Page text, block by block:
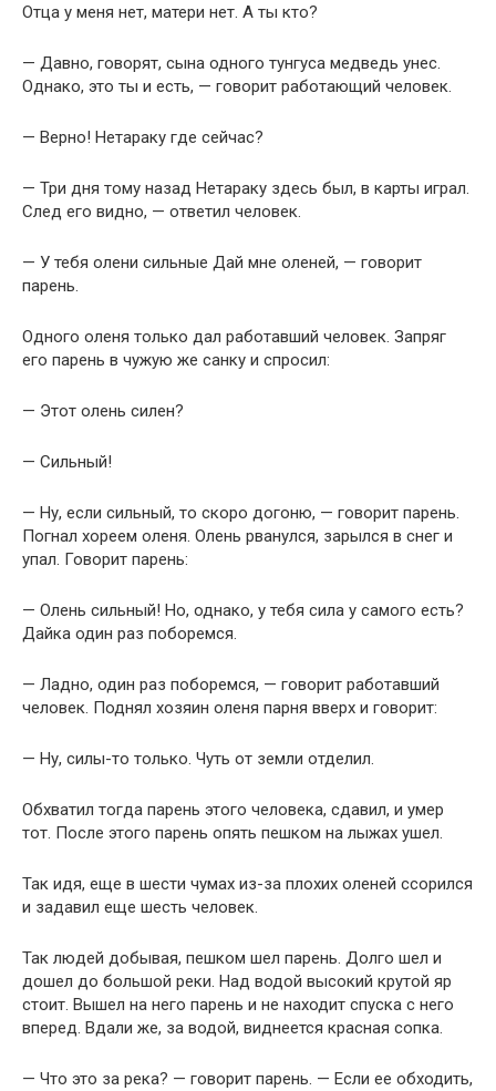
Отца у меня нет, матери нет. А ты кто?
— Давно, говорят, сына одного тунгуса медведь унес.
Однако, это ты и есть, — говорит работающий человек.
— Верно! Нетараку где сейчас?
— Три дня тому назад Нетараку здесь был, в карты играл.
След его видно, — ответил человек.
— У тебя олени сильные Дай мне оленей, — говорит
парень.
Одного оленя только дал работавший человек. Запряг
его парень в чужую же санку и спросил:
— Этот олень силен?
— Сильный!
— Ну, если сильный, то скоро догоню, — говорит парень.
Погнал хореем оленя. Олень рванулся, зарылся в снег и
упал. Говорит парень:
— Олень сильный! Но, однако, у тебя сила у самого есть?
Дайка один раз поборемся.
— Ладно, один раз поборемся, — говорит работавший
человек. Поднял хозяин оленя парня вверх и говорит:
— Ну, силы-то только. Чуть от земли отделил.
Обхватил тогда парень этого человека, сдавил, и умер
тот. После этого парень опять пешком на лыжах ушел.
Так идя, еще в шести чумах из-за плохих оленей ссорился
и задавил еще шесть человек.
Так людей добывая, пешком шел парень. Долго шел и
дошел до большой реки. Над водой высокий крутой яр
стоит. Вышел на него парень и не находит спуска с него
вперед. Вдали же, за водой, виднеется красная сопка.
— Что это за река? — говорит парень. — Если ее обходить,